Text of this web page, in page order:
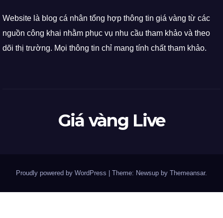
Website là blog cá nhân tổng hợp thông tin giá vàng từ các
nguồn công khai nhằm phục vụ nhu cầu tham khảo và theo
dõi thị trường. Mọi thông tin chỉ mang tính chất tham khảo.
Giá vàng Live
Proudly powered by WordPress Theme: Newsup by Themeansar.